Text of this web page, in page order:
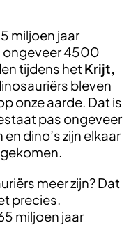
miljoen jaar
ongeveer 4500
tijdens het Krijt,
bleven
onze aarde. Dat is
pas ongeveer
dino’s zijn elkaar
meer zijn? Dat
precies.
miljoen jaar